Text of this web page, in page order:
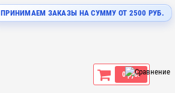
ПРИНИМАЕМ ЗАКАЗЫ НА СУММУ ОТ 2500 РУБ.
0 руб.